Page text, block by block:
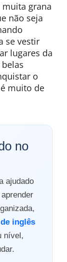
grana
não seja
se vestir
lugares da
o
muito de
no
ajudado
inglês
nível,